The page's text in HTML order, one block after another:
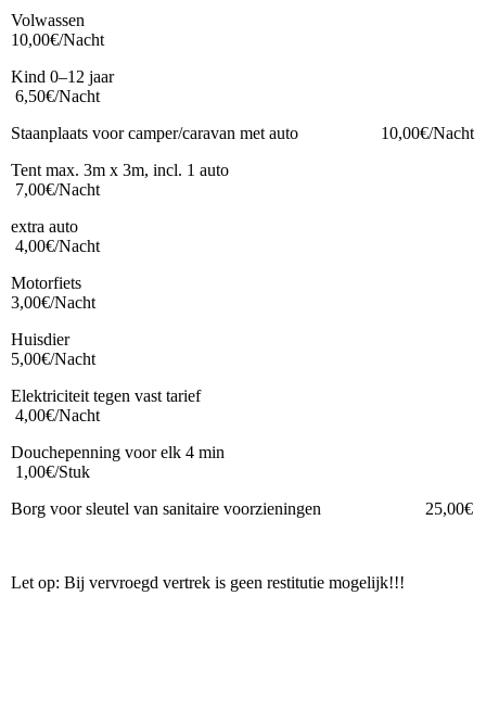
Volwassen
10,00€/Nacht
Kind 0–12 jaar
6,50€/Nacht
Staanplaats voor camper/caravan met auto 10,00€/Nacht
Tent max. 3m x 3m, incl. 1 auto
7,00€/Nacht
extra auto
4,00€/Nacht
Motorfiets
3,00€/Nacht
Huisdier
5,00€/Nacht
Elektriciteit tegen vast tarief
4,00€/Nacht
Douchepenning voor elk 4 min
1,00€/Stuk
Borg voor sleutel van sanitaire voorzieningen 25,00€
Let op: Bij vervroegd vertrek is geen restitutie mogelijk!!!